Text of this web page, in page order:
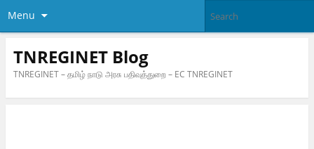
Menu
TNREGINET Blog
TNREGINET – தமிழ் நாடு அரசு பதிவுத்துறை – EC TNREGINET